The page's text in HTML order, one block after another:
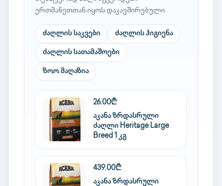
ერთმანეთთან იყოს დაკავშირებული.
ძაღლის საკვები ძაღლის ჰიგიენა
ძაღლის სათამაშოები
ზოო მაღაზია
26.00₾
აკანა ზრდასრული
ძაღლი Heritage Large
Breed 1 კგ
439.00₾
აკანა ზრდასრული